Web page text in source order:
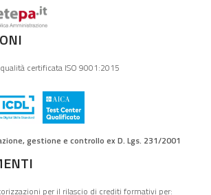
certificata ISO 9001:2015
gestione e controllo ex D. Lgs. 231/2001
per il rilascio di crediti formativi per: